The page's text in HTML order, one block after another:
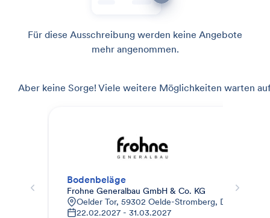
Für diese Ausschreibung werden keine Angebote
mehr angenommen.
Aber keine Sorge! Viele weitere Möglichkeiten warten
Bodenbeläge
Frohne Generalbau GmbH & Co. KG
Oelder Tor, 59302 Oelde-Stromberg, Deutschland
22.02.2027 - 31.03.2027